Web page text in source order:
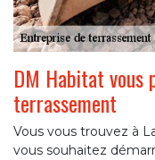
DM Habitat vous
terrassement
Vous vous trouvez à
vous souhaitez